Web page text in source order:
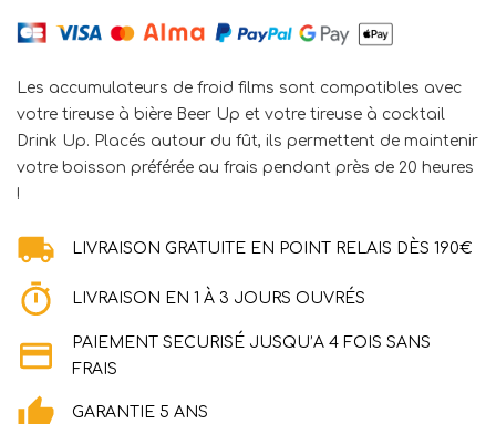
Les accumulateurs de froid films sont compatibles avec
votre tireuse à bière Beer Up et votre tireuse à cocktail
Drink Up. Placés autour du fût, ils permettent de maintenir
votre boisson préférée au frais pendant près de 20 heures
!
LIVRAISON GRATUITE EN POINT RELAIS DÈS 190€
LIVRAISON EN 1 À 3 JOURS OUVRÉS
PAIEMENT SECURISÉ JUSQU’A 4 FOIS SANS
FRAIS
GARANTIE 5 ANS